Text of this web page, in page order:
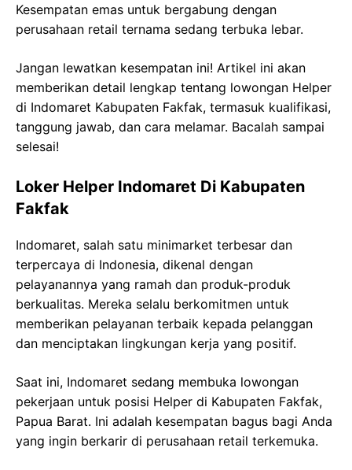
Kesempatan emas untuk bergabung dengan
perusahaan retail ternama sedang terbuka lebar.
Jangan lewatkan kesempatan ini! Artikel ini akan
memberikan detail lengkap tentang lowongan Helper
di Indomaret Kabupaten Fakfak, termasuk kualifikasi,
tanggung jawab, dan cara melamar. Bacalah sampai
selesai!
Loker Helper Indomaret Di Kabupaten
Fakfak
Indomaret, salah satu minimarket terbesar dan
terpercaya di Indonesia, dikenal dengan
pelayanannya yang ramah dan produk-produk
berkualitas. Mereka selalu berkomitmen untuk
memberikan pelayanan terbaik kepada pelanggan
dan menciptakan lingkungan kerja yang positif.
Saat ini, Indomaret sedang membuka lowongan
pekerjaan untuk posisi Helper di Kabupaten Fakfak,
Papua Barat. Ini adalah kesempatan bagus bagi Anda
yang ingin berkarir di perusahaan retail terkemuka.